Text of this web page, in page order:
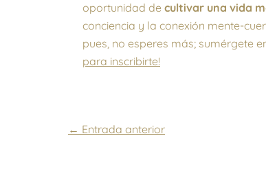
oportunidad de cultivar una vida
conciencia y la conexión mente-
pues, no esperes más; sumérgete
para inscribirte!
← Entrada anterior